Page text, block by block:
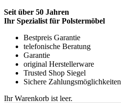
Seit über 50 Jahren
Ihr Spezialist für Polstermöbel
Bestpreis Garantie
telefonische Beratung
Garantie
original Herstellerware
Trusted Shop Siegel
Sichere Zahlungsmöglichkeiten
Ihr Warenkorb ist leer.